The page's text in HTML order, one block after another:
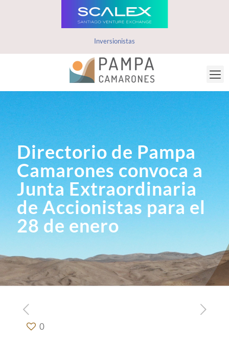
Inversionistas
Directorio de Pampa
Camarones convoca a
Junta Extraordinaria
de Accionistas para el
28 de enero
0